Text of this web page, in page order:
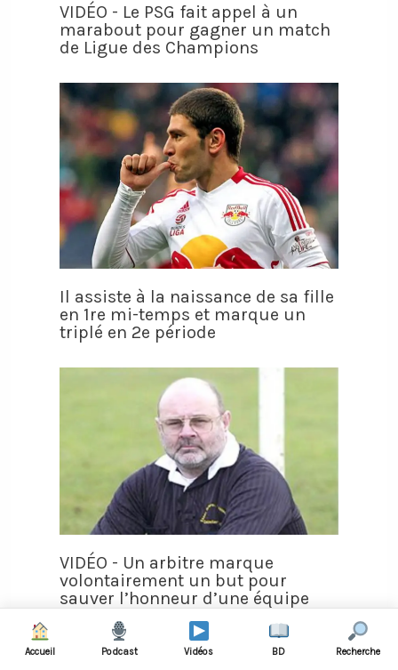
VIDÉO - Le PSG fait appel à un
marabout pour gagner un match
de Ligue des Champions
Il assiste à la naissance de sa fille
en 1re mi-temps et marque un
triplé en 2e période
VIDÉO - Un arbitre marque
volontairement un but pour
sauver l’honneur d’une équipe
Accueil Podcast Vidéos BD Recherche